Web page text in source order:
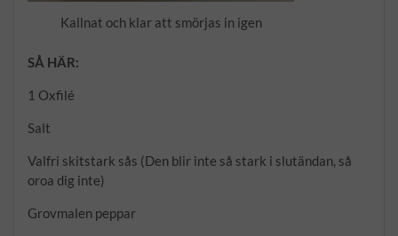
Kallnat och klar att smörjas in igen
SÅ HÄR:
1 Oxfilé
Salt
Valfri skitstark sås (Den blir inte så stark i slutändan, så
oroa dig inte)
Grovmalen peppar